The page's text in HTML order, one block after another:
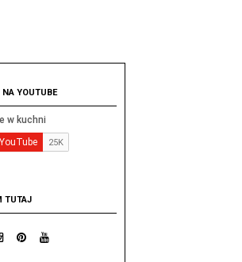
YOUTUBE
TUTAJ